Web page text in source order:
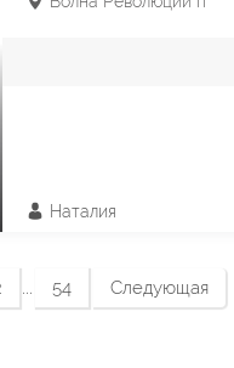
Наталия
... 54 Следующая